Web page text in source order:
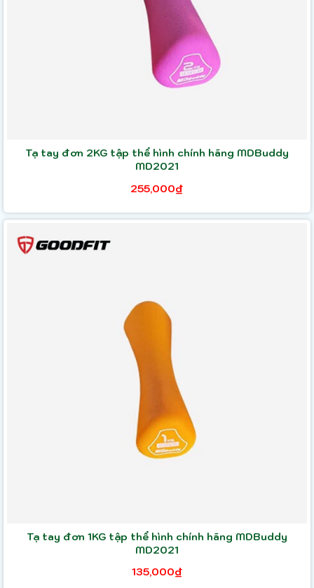
Tạ tay đơn 2KG tập thể hình chính hãng MDBuddy
MD2021
255,000₫
Tạ tay đơn 1KG tập thể hình chính hãng MDBuddy
MD2021
135,000₫